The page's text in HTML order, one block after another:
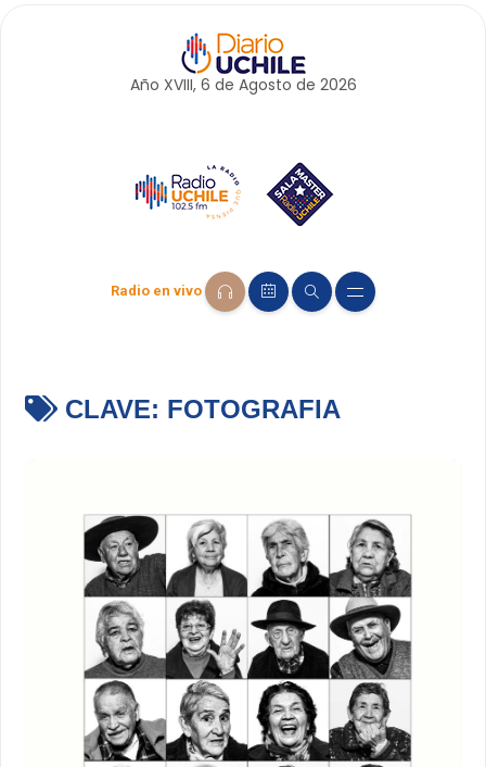
Año XVIII, 6 de Agosto de 2026
Radio en vivo
CLAVE: FOTOGRAFIA